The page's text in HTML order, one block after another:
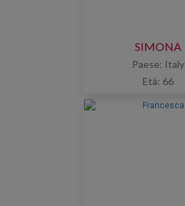
SIMONA
Paese: Italy
Età: 66